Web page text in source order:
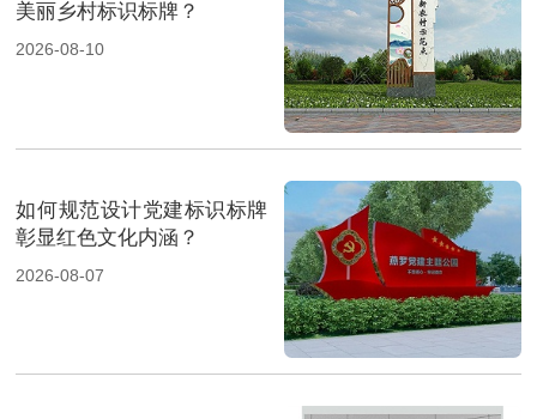
美丽乡村标识标牌？
2026-08-10
如何规范设计党建标识标牌
彰显红色文化内涵？
2026-08-07